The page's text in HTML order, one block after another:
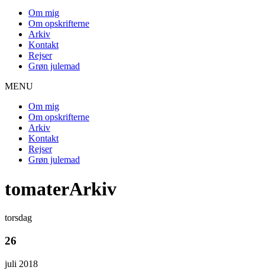
Om mig
Om opskrifterne
Arkiv
Kontakt
Rejser
Grøn julemad
MENU
Om mig
Om opskrifterne
Arkiv
Kontakt
Rejser
Grøn julemad
tomaterArkiv
torsdag
26
juli 2018